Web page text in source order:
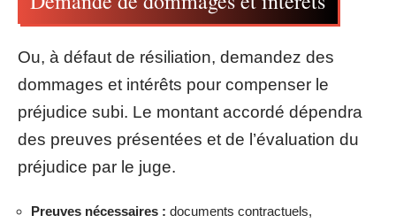
Ou, à défaut de résiliation, demandez des
dommages et intérêts pour compenser le
préjudice subi. Le montant accordé dépendra
des preuves présentées et de l’évaluation du
préjudice par le juge.
Preuves nécessaires : documents contractuels,